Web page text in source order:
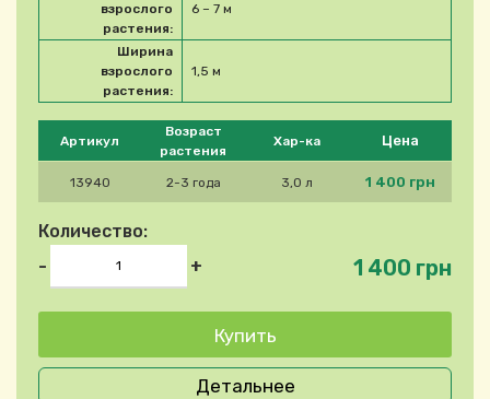
Please select product
Артикул
Возраст
растения
Хар-ка Цена
13940 2-3 года 3,0 л 1 400 грн
Количество:
-
+ 1 400 грн
взрослого
растения:
6 – 7 м
Ширина
взрослого
растения:
1,5 м
Детальнее